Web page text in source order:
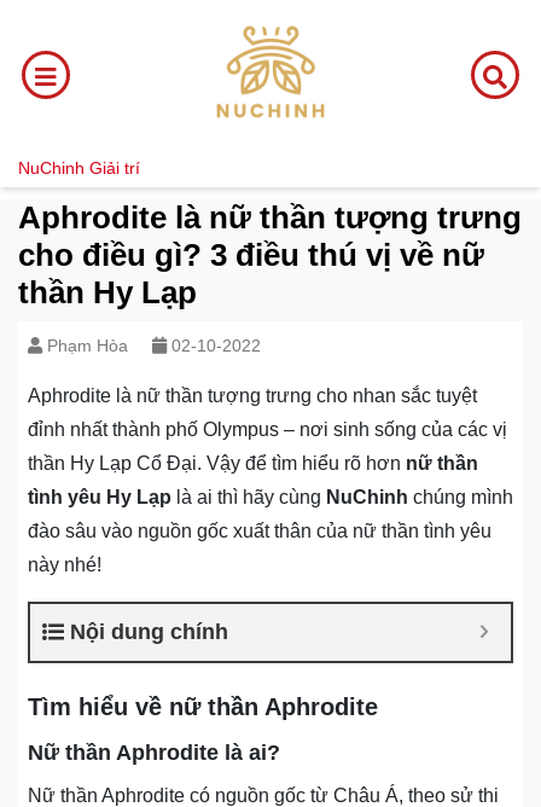
NuChinh Giải trí
Aphrodite là nữ thần tượng trưng
cho điều gì? 3 điều thú vị về nữ
thần Hy Lạp
Phạm Hòa 02-10-2022
Aphrodite là nữ thần tượng trưng cho nhan sắc tuyệt
đỉnh nhất thành phố Olympus – nơi sinh sống của các vị
thần Hy Lạp Cổ Đại. Vậy để tìm hiểu rõ hơn nữ thần
tình yêu Hy Lạp là ai thì hãy cùng NuChinh chúng mình
đào sâu vào nguồn gốc xuất thân của nữ thần tình yêu
này nhé!
Nội dung chính
Tìm hiểu về nữ thần Aphrodite
Nữ thần Aphrodite là ai?
Nữ thần Aphrodite có nguồn gốc từ Châu Á, theo sử thi